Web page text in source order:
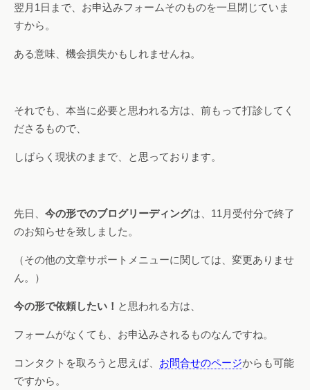
翌月1日まで、お申込みフォームそのものを一旦閉じていま
すから。
ある意味、機会損失かもしれませんね。
それでも、本当に必要と思われる方は、前もって打診してく
ださるもので、
しばらく現状のままで、と思っております。
先日、 今の形でのブログリーディングは、11月受付分で終了
のお知らせを致しました。
（その他の文章サポートメニューに関しては、変更ありませ
ん。）
今の形で依頼したい！ と思われる方は、
フォームがなくても、お申込みされるものなんですね。
コンタクトを取ろうと思えば、 お問合せのページからも可能
ですから。